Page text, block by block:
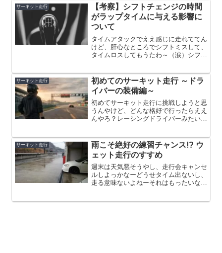
月～2024年4月）のサーキット走行にか
かった費用を集計...
サーキット走行
【考察】シフトチェンジの時間
がラップタイムに与える影響に
ついて
タイムアタックでええ感じに走れててん
けど、肝心なところでシフトミスして、
タイムロスしてもうたわ～（涙）シフト
ゃんと見たことあります？本記事では、
サーキットでのタイムアタ...
サーキット走行
初めてのサーキット走行 ～ドラ
イバーの装備編～
初めてサーキット走行に挑戦しようと思
うんやけど、どんな格好で行ったらええ
んやろ？レーシングドライバーみたいな
えなくても大丈夫ですよ本記事では、サ
ーキットを走るときのドラ...
サーキット走行
雨こそ絶好の練習チャンス!? ウ
ェット走行のすすめ
週末は天気悪そうやし、走行会キャンセ
ルしよっかなーどうせタイム出ないし、
走る意味ないよねーそれはもったいな